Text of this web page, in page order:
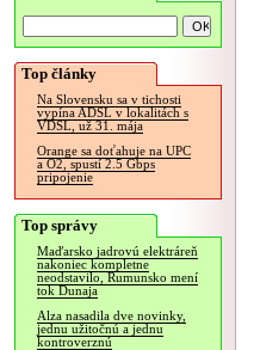
Top články
Na Slovensku sa v tichosti
vypína ADSL v lokalitách s
VDSL, už 31. mája
Orange sa doťahuje na UPC
a O2, spustí 2.5 Gbps
pripojenie
Top správy
Maďarsko jadrovú elektráreň
nakoniec kompletne
neodstavilo, Rumunsko mení
tok Dunaja
Alza nasadila dve novinky,
jednu užitočnú a jednu
kontroverznú